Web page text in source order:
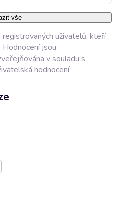
vše
registrovaných uživatelů, kteří
Hodnocení jsou
v souladu s
hodnocení